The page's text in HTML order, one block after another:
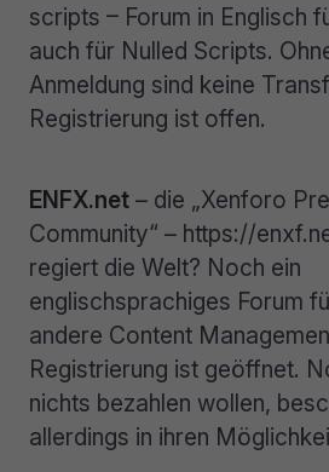
scripts – Forum in Englisch
auch für Nulled Scripts.
Anmeldung sind keine
Registrierung ist offen.
ENFX.net – die „Xenforo
Community“ – https://
regiert die Welt? Noch ein
englischsprachiges Forum
andere Content
Registrierung ist geöffnet.
nichts bezahlen wollen,
allerdings in ihren